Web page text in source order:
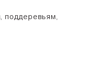
поддеревьям,